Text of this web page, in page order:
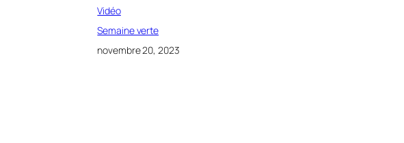
Vidéo
Semaine verte
novembre 20, 2023